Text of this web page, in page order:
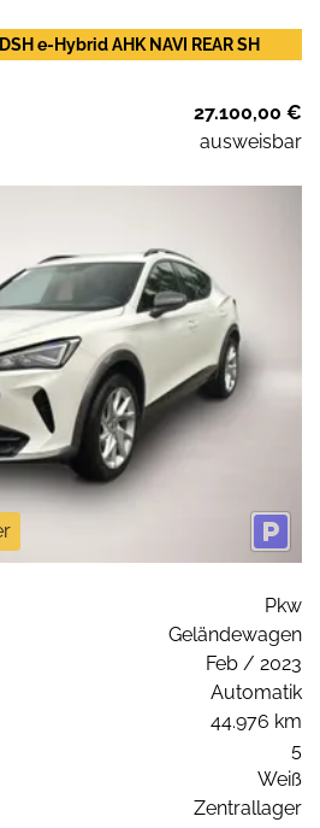
e-Hybrid AHK NAVI REAR SH
27.100,00 €
ausweisbar
Pkw
Geländewagen
Feb / 2023
Automatik
44.976 km
5
Weiß
Zentrallager